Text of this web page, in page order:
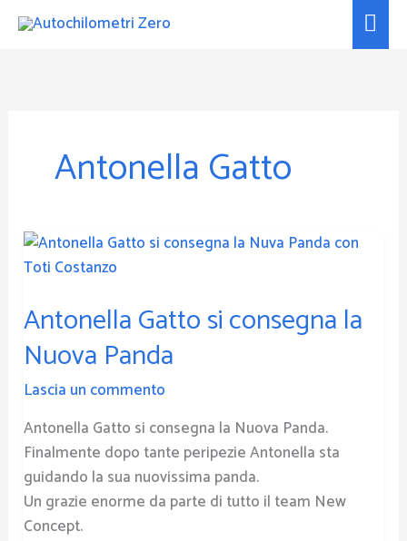
Vai
Antonella Gatto
Antonella Gatto si consegna la
Nuova Panda
Lascia un commento
Antonella Gatto si consegna la Nuova Panda.
Finalmente dopo tante peripezie Antonella sta
guidando la sua nuovissima panda.
Un grazie enorme da parte di tutto il team New
Concept.
Antonella
Gatto
consegna
la
Nuova
Panda